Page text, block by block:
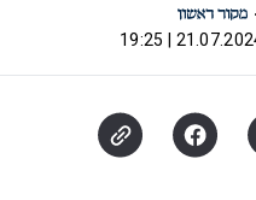
21.07.2024 |